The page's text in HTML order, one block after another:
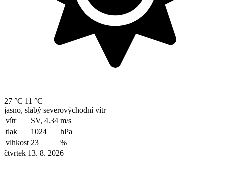
27 °C 11 °C
jasno, slabý severovýchodní vítr
vítr
SV, 4.34 m/s
tlak
1024
hPa
vlhkost 23
%
čtvrtek 13. 8. 2026